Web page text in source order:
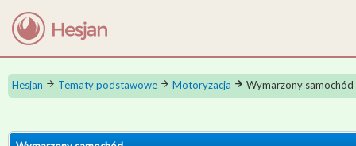
Hesjan Tematy podstawowe Motoryzacja Wymarzony samochód